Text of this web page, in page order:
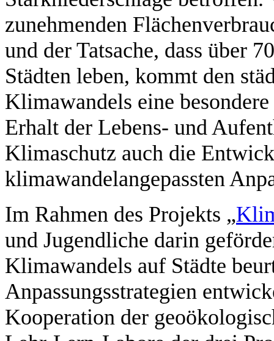
zunehmenden
und der Tatsache, dass über
Städten leben, kommt den
Klimawandels eine
Erhalt der Lebens- und
Klimaschutz auch die
klimawandelangepassten
Im Rahmen des Projekts „
und Jugendliche darin
Klimawandels auf Städte
Anpassungsstrategien
Kooperation der